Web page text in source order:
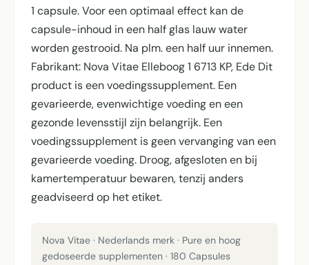
1 capsule. Voor een optimaal effect kan de
capsule-inhoud in een half glas lauw water
worden gestrooid. Na plm. een half uur innemen.
Fabrikant: Nova Vitae Elleboog 1 6713 KP, Ede Dit
product is een voedingssupplement. Een
gevarieerde, evenwichtige voeding en een
gezonde levensstijl zijn belangrijk. Een
voedingssupplement is geen vervanging van een
gevarieerde voeding. Droog, afgesloten en bij
kamertemperatuur bewaren, tenzij anders
geadviseerd op het etiket.
Nova Vitae · Nederlands merk · Pure en hoog
gedoseerde supplementen · 180 Capsules